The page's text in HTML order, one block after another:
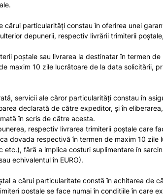
cărui particularități constau în oferirea unei
depunerii, respectiv livrării trimiterii
poștale sau livrarea la destinatar în termen
maxim 10 zile lucrătoare de la data solicitării,
servicii ale căror particularităţi constau în
declarată de către expeditor, şi în
în scris de către acesta.
respectiv livrarea trimiterii poștale care
dovada respectivă în termen de maxim 10
fără a implica costuri suplimentare în
echivalentul în EURO).
a cărui particularitate constă în achitarea de
poştale se face numai în condiţiile în care